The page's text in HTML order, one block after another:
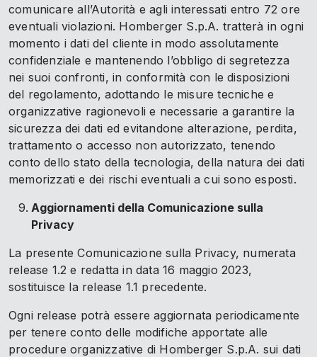
comunicare all’Autorità e agli interessati entro 72 ore
eventuali violazioni. Homberger S.p.A. tratterà in ogni
momento i dati del cliente in modo assolutamente
confidenziale e mantenendo l’obbligo di segretezza
nei suoi confronti, in conformità con le disposizioni
del regolamento, adottando le misure tecniche e
organizzative ragionevoli e necessarie a garantire la
sicurezza dei dati ed evitandone alterazione, perdita,
trattamento o accesso non autorizzato, tenendo
conto dello stato della tecnologia, della natura dei dati
memorizzati e dei rischi eventuali a cui sono esposti.
Aggiornamenti della Comunicazione sulla
Privacy
La presente Comunicazione sulla Privacy, numerata
release 1.2 e redatta in data 16 maggio 2023,
sostituisce la release 1.1 precedente.
Ogni release potrà essere aggiornata periodicamente
per tenere conto delle modifiche apportate alle
procedure organizzative di Homberger S.p.A. sui dati